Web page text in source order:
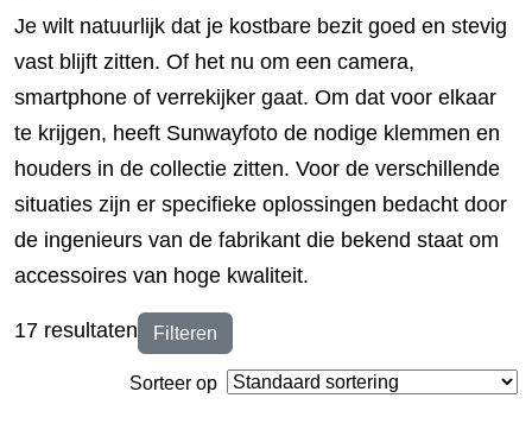
Je wilt natuurlijk dat je kostbare bezit goed en stevig
vast blijft zitten. Of het nu om een camera,
smartphone of verrekijker gaat. Om dat voor elkaar
te krijgen, heeft Sunwayfoto de nodige klemmen en
houders in de collectie zitten. Voor de verschillende
situaties zijn er specifieke oplossingen bedacht door
de ingenieurs van de fabrikant die bekend staat om
accessoires van hoge kwaliteit.
Filteren
17 resultaten
Sorteer op